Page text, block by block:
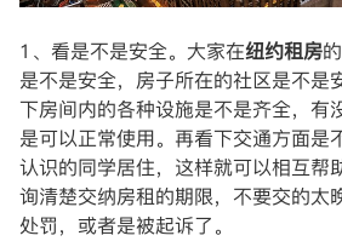
1、看是不是安全。大家在纽约租房
是不是安全，房子所在的社区是不是
下房间内的各种设施是不是齐全，有
是可以正常使用。再看下交通方面是
认识的同学居住，这样就可以相互帮
询清楚交纳房租的期限，不要交的太
处罚，或者是被起诉了。